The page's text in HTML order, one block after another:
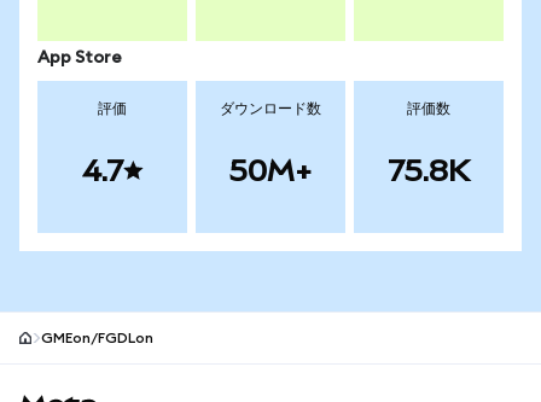
App Store
評価
4.7
ダウンロード数
50M+
評価数
75.8K
GMEon/FGDLon